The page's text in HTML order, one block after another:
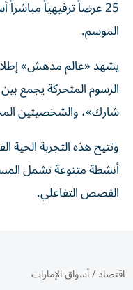
25 عرضاً ترفيهياً
الموسم.
يشهد «عالم مدهش»
الرسوم المتحركة يجمع
شارك»، والشخصيتين
وتتيح هذه التجربة الحية
أنشطة متنوعة تشمل
القصص التفاعلي.
اقتصاد/أسواق الإمارات